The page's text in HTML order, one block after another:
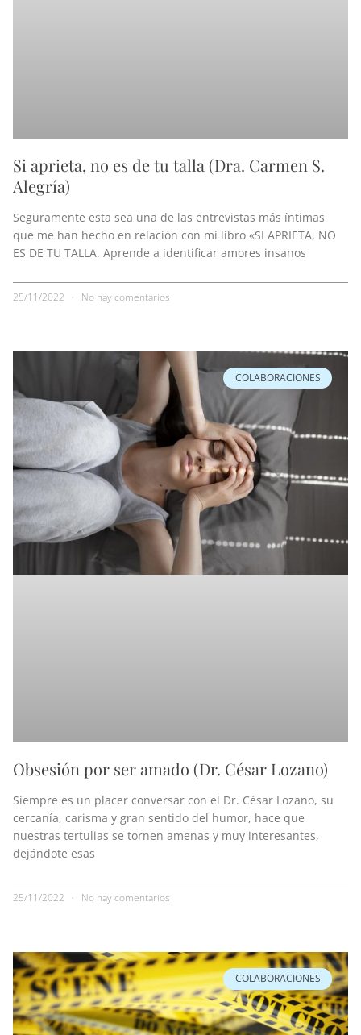
Si aprieta, no es de tu talla (Dra. Carmen S.
Alegría)
Seguramente esta sea una de las entrevistas más íntimas
que me han hecho en relación con mi libro «SI APRIETA, NO
ES DE TU TALLA. Aprende a identificar amores insanos
25/11/2022 No hay comentarios
COLABORACIONES
Obsesión por ser amado (Dr. César Lozano)
Siempre es un placer conversar con el Dr. César Lozano, su
cercanía, carisma y gran sentido del humor, hace que
nuestras tertulias se tornen amenas y muy interesantes,
dejándote esas
25/11/2022 No hay comentarios
COLABORACIONES